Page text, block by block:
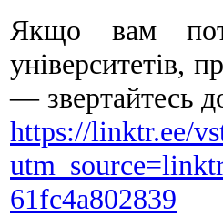
Якщо вам
університетів,
— звертайтесь
https://linktr.ee/
61fc4a802839